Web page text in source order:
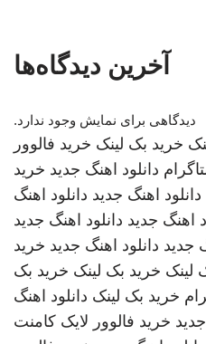
آخرین دیدگاه‌ها
دیدگاهی برای نمایش وجود ندارد.
خرید بک لینک خرید فالوور
دانلود اهنگ جدید خرید
دانلود اهنگ جدید دانلود اهنگ
اهنگ جدید دانلود اهنگ جدید
جدید دانلود اهنگ جدید خرید
لینک خرید بک لینک خرید بک
خرید بک لینک دانلود اهنگ
خرید فالوور لایک کامنت